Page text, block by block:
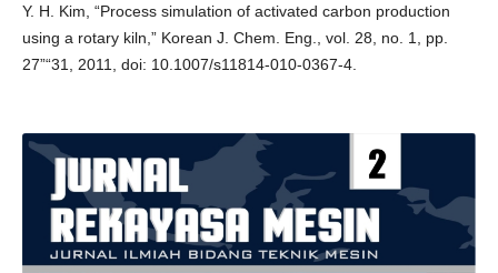
Y. H. Kim, “Process simulation of activated carbon production
using a rotary kiln,” Korean J. Chem. Eng., vol. 28, no. 1, pp.
27”“31, 2011, doi: 10.1007/s11814-010-0367-4.